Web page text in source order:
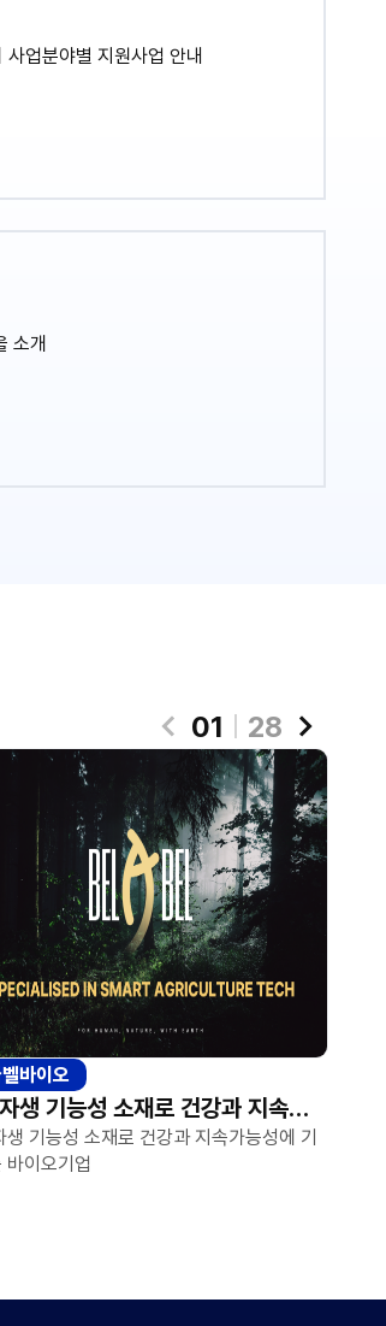
사업분야별 지원사업 안내
소개
01 28
바이오
국내 자생 기능성 소재로 건강과 지속가능성에 기여하는 바이오기업
생 기능성 소재로 건강과 지속가능성에 기
바이오기업